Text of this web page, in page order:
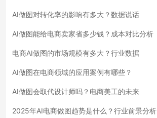
AI做图对转化率的影响有多大？数据说话
AI做图能给电商卖家省多少钱？成本对比分析
电商AI做图的市场规模有多大？行业数据
AI做图在电商领域的应用案例有哪些？
AI做图会取代设计师吗？电商美工的未来
2025年AI电商做图趋势是什么？行业前景分析